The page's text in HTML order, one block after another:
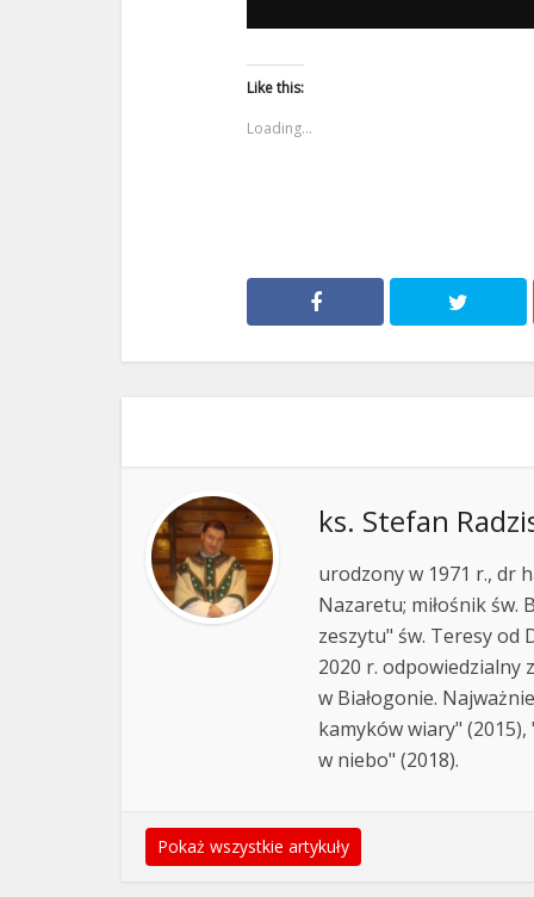
Like this:
Loading...
ks. Stefan
urodzony w 1971 r., dr
Nazaretu; miłośnik św.
zeszytu" św. Teresy od
2020 r. odpowiedzialny
w Białogonie.
kamyków wiary"
w niebo" (2018).
Pokaż wszystkie artykuły